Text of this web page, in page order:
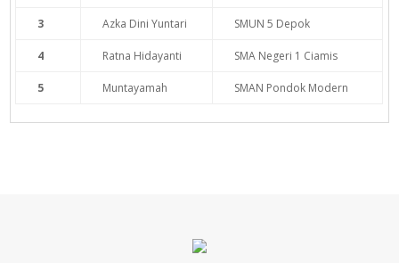
3 Azka Dini Yuntari SMUN 5 Depok
4 Ratna Hidayanti SMA Negeri 1 Ciamis
5 Muntayamah SMAN Pondok Modern